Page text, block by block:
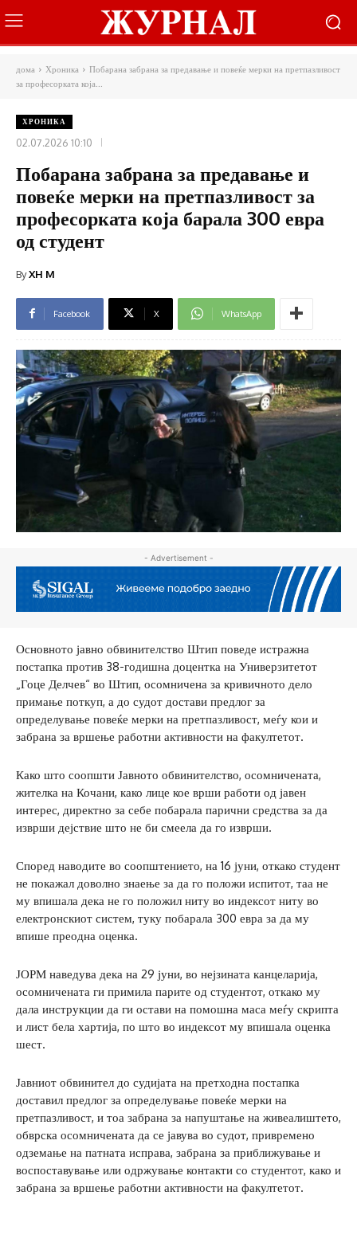
дома Хроника
Побарана забрана за предавање и повеќе мерки на претпазливост
за професорката која...
ХРОНИКА
02.07.2026 10:10
Побарана забрана за предавање и
повеќе мерки на претпазливост за
професорката која барала 300 евра
од студент
ByXH M
Facebook X WhatsApp
- Advertisement -
Основното јавно обвинителство Штип поведе истражна
постапка против 38-годишна доцентка на Универзитетот
„Гоце Делчев“ во Штип, осомничена за кривичното дело
примање поткуп, а до судот достави предлог за
определување повеќе мерки на претпазливост, меѓу кои и
забрана за вршење работни активности на факултетот.
Како што соопшти Јавното обвинителство, осомничената,
жителка на Кочани, како лице кое врши работи од јавен
интерес, директно за себе побарала парични средства за да
изврши дејствие што не би смеела да го изврши.
Според наводите во соопштението, на 16 јуни, откако студент
не покажал доволно знаење за да го положи испитот, таа не
му впишала дека не го положил ниту во индексот ниту во
електронскиот систем, туку побарала 300 евра за да му
впише преодна оценка.
ЈОРМ наведува дека на 29 јуни, во нејзината канцеларија,
осомничената ги примила парите од студентот, откако му
дала инструкции да ги остави на помошна маса меѓу скрипта
и лист бела хартија, по што во индексот му впишала оценка
шест.
Јавниот обвинител до судијата на претходна постапка
доставил предлог за определување повеќе мерки на
претпазливост, и тоа забрана за напуштање на живеалиштето,
обврска осомничената да се јавува во судот, привремено
одземање на патната исправа, забрана за приближување и
воспоставување или одржување контакти со студентот, како и
забрана за вршење работни активности на факултетот.